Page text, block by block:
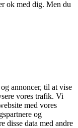
ok med dig. Men du
annoncer, til at vise
vores trafik. Vi
med vores
og
disse data med andre